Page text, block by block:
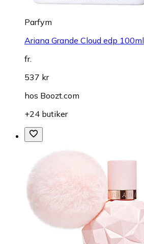
Parfym
Ariana Grande Cloud edp 100ml
fr.
537 kr
hos Boozt.com
+24 butiker